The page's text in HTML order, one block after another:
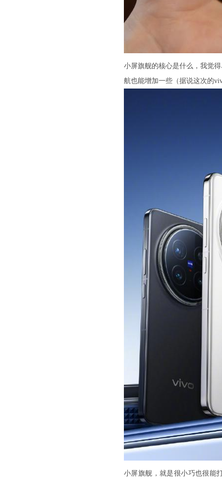
小屏旗舰的核心是什么，我觉
航也能增加一些（据说这次的
小屏旗舰，就是很小巧也很能